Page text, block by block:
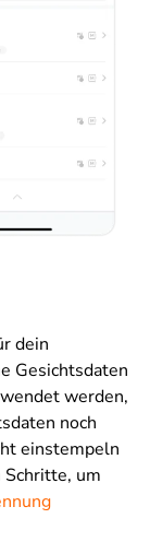
dein
Gesichtsdaten
werden,
noch
einstempeln
Schritte, um